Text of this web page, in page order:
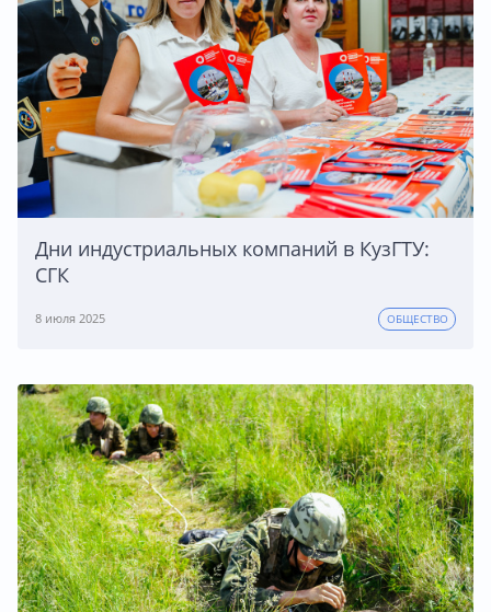
Дни индустриальных компаний в КузГТУ:
СГК
8 июля 2025 ОБЩЕСТВО